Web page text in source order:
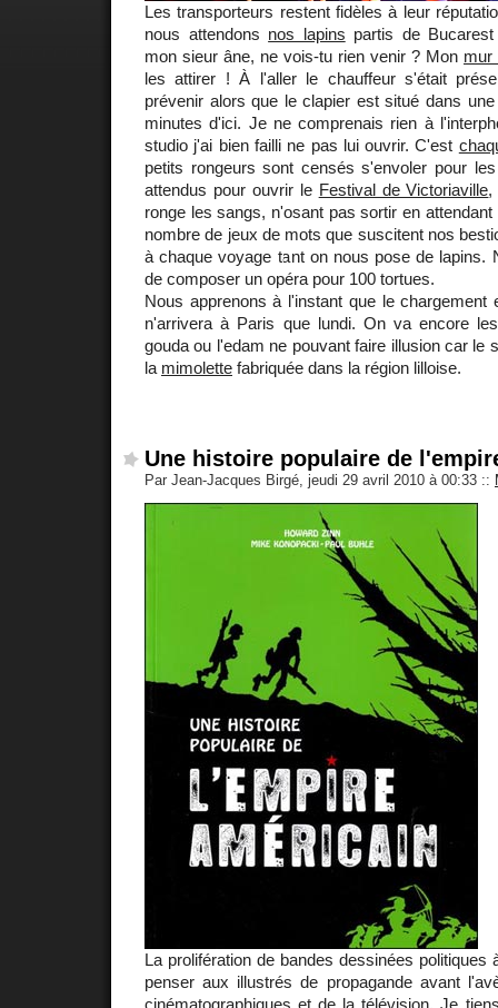
Les transporteurs restent fidèles à leur
nous attendons nos lapins partis de
mon sieur âne, ne vois-tu rien venir ? Mon mur
les attirer ! À l'aller le chauffeur s'était
prévenir alors que le clapier est situé dans
minutes d'ici. Je ne comprenais rien à
studio j'ai bien failli ne pas lui ouvrir. C'est
petits rongeurs sont censés s'envoler pour
attendus pour ouvrir le Festival de Victoriaville,
ronge les sangs, n'osant pas sortir en
nombre de jeux de mots que suscitent nos
à chaque voyage tant on nous pose de lapins.
de composer un opéra pour 100 tortues.
Nous apprenons à l'instant que le chargement
n'arrivera à Paris que lundi. On va encore
gouda ou l'edam ne pouvant faire illusion car le
la mimolette fabriquée dans la région lilloise.
Une histoire populaire de
Par Jean-Jacques Birgé, jeudi 29 avril 2010 à 00:33 ::
La prolifération de bandes dessinées politiques
penser aux illustrés de propagande avant
cinématographiques et de la télévision. Je